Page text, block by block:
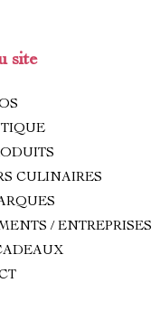
site
CULINAIRES
/ ENTREPRISES